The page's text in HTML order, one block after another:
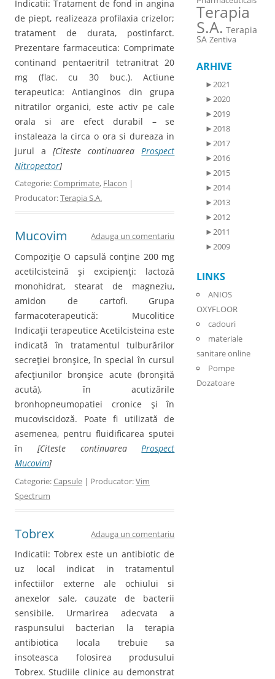
Indicatii: Tratament de fond in angina
de piept, realizeaza profilaxia crizelor;
tratament de durata, postinfarct.
Prezentare farmaceutica: Comprimate
continand pentaeritril tetranitrat 20
mg (flac. cu 30 buc.). Actiune
terapeutica: Antianginos din grupa
nitratilor organici, este activ pe cale
orala si are efect durabil – se
instaleaza la circa o ora si dureaza in
jurul a[Citeste continuareaProspect
Nitropector]
Categorie:Comprimate, Flacon |
Producator:Terapia S.A.
Mucovim Adauga un comentariu
Compoziţie O capsulă conţine 200 mg
acetilcisteină şi excipienţi: lactoză
monohidrat, stearat de magneziu,
amidon de cartofi. Grupa
farmacoterapeutică: Mucolitice
Indicaţii terapeutice Acetilcisteina este
indicată în tratamentul tulburărilor
secreţiei bronşice, în special în cursul
afecţiunilor bronşice acute (bronşită
acută), în acutizările
bronhopneumopatiei cronice şi în
mucoviscidoză. Poate fi utilizată de
asemenea, pentru fluidificarea sputei
în [Citeste continuareaProspect
Mucovim]
Categorie:Capsule | Producator:Vim
Spectrum
Tobrex Adauga un comentariu
Indicatii: Tobrex este un antibiotic de
uz local indicat in tratamentul
infectiilor externe ale ochiului si
anexelor sale, cauzate de bacterii
sensibile. Urmarirea adecvata a
raspunsului bacterian la terapia
antibiotica locala trebuie sa
insoteasca folosirea produsului
Tobrex. Studiile clinice au demonstrat
Terapia
S.A. Terapia
SA Zentiva
ARHIVE
►2021
►2020
►2019
►2018
►2017
►2016
►2015
►2014
►2013
►2012
►2011
►2009
LINKS
ANIOS
OXYFLOOR
cadouri
materiale
sanitare online
Pompe
Dozatoare